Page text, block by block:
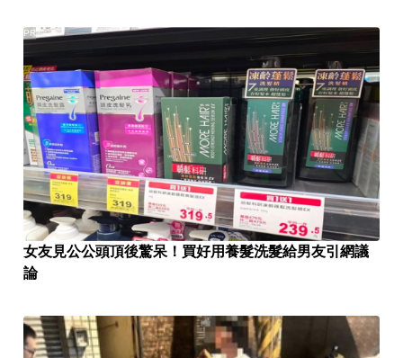
女友見公公頭頂後驚呆！買好用養髮洗髮給男友引網議
論
PR